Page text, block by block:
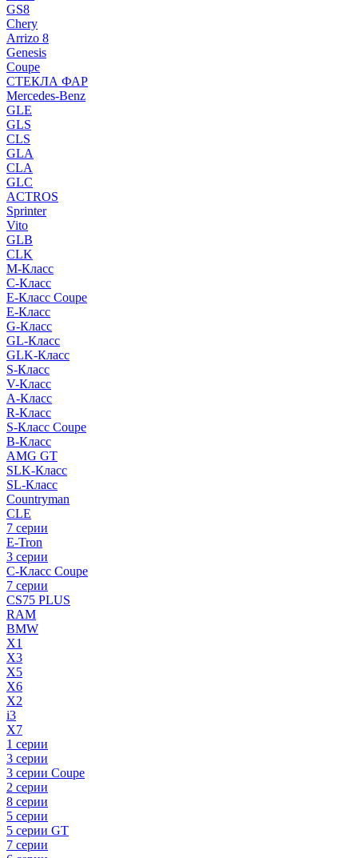
GS8
Chery
Arrizo 8
Genesis
Coupe
СТЕКЛА ФАР
Mercedes-Benz
GLE
GLS
CLS
GLA
CLA
GLC
ACTROS
Sprinter
Vito
GLB
CLK
M-Класс
C-Класс
E-Класс Coupe
E-Класс
G-Класс
GL-Класс
GLK-Класс
S-Класс
V-Класс
A-Класс
R-Класс
S-Класс Сoupe
B-Класс
AMG GT
SLK-Класс
SL-Класс
Countryman
CLE
7 серии
E-Tron
3 серии
C-Класс Coupe
7 серии
CS75 PLUS
RAM
BMW
X1
X3
X5
X6
X2
i3
X7
1 серии
3 серии
3 серии Coupe
2 серии
8 серии
5 серии
5 серии GT
7 серии